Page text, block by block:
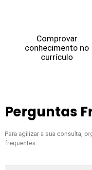
Comprovar
conhecimento no
currículo
Perguntas
Para agilizar a sua consulta,
frequentes.